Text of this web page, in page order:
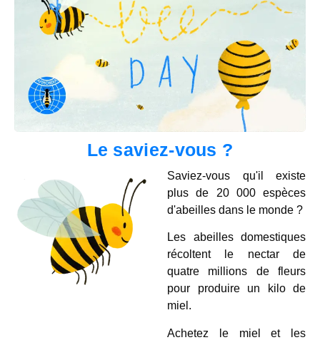
Le saviez-vous ?
Saviez-vous qu'il existe
plus de 20 000 espèces
d'abeilles dans le monde ?
Les abeilles domestiques
récoltent le nectar de
quatre millions de fleurs
pour produire un kilo de
miel.
Achetez le miel et les